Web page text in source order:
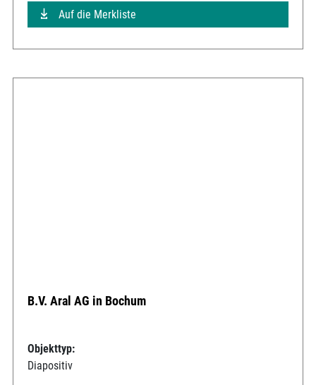
Auf die Merkliste
B.V. Aral AG in Bochum
Objekttyp:
Diapositiv